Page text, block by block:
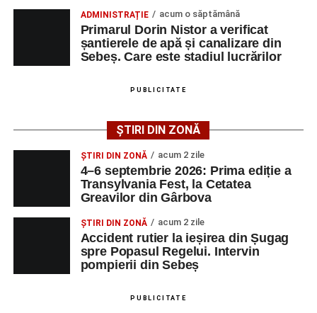
dosar penal întocmit pentru săvârșirea infracțiunii de
vătămare corporală din culpă.
Adaugă-ne ca sursă preferată
Urmărește-ne pe Google News
Ultimele știri din Sebeș
O nouă viață salvată de pompierii din Sebeș. Un
cățel a fost scos în siguranță de sub o stivă de
bușteni
Femeie de 66 de ani, transportată în stare gravă la
spital după ce a fost lovită de o motocicletă pe
strada Dorobanți din Sebeș
ADMINISTRAȚIE acum o săptămână
Primarul Dorin Nistor a verificat
șantierele de apă și canalizare din
Sebeș. Care este stadiul lucrărilor
PUBLICITATE
ȘTIRI DIN ZONĂ
ȘTIRI DIN ZONĂ acum 2 zile
4–6 septembrie 2026: Prima ediție a
Transylvania Fest, la Cetatea
Greavilor din Gârbova
ȘTIRI DIN ZONĂ acum 2 zile
Accident rutier la ieșirea din Șugag
spre Popasul Regelui. Intervin
pompierii din Sebeș
PUBLICITATE